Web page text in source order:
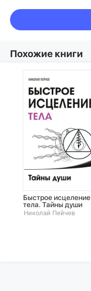
Похожие книги
Быстрое исцеление
тела. Тайны души
Николай Пейчев